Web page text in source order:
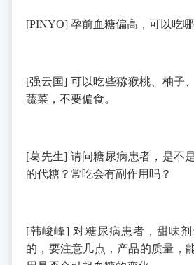
[PINYO] 孕前血糖偏高，可以吃
[强云国] 可以吃些猕猴桃、柚子
蔬菜，不要偏食。
[葛先生] 请问糖尿病患者，是不
的代糖？常吃会有副作用吗？
[韩峻峰] 对糖尿病患者，甜味
的，要注意几点，产品的质量，